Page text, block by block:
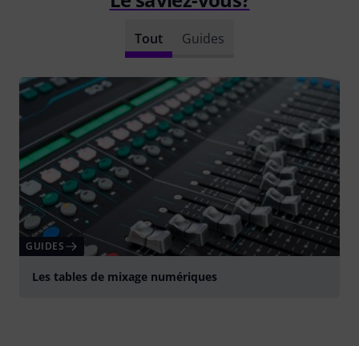
Tout Guides
GUIDES
Les tables de mixage numériques